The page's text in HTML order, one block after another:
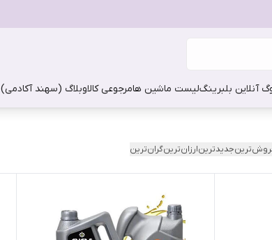
آنلاین بلبرینگلیست ماشین هامرجوعی کالاوبلاگ (سهند آکادمی)
جدیدترینارزان‌ترینگران‌ترین